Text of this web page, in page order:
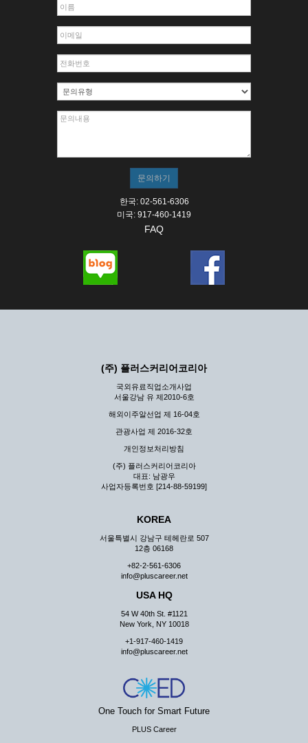
4. 타인의 서비스 이용을 방해하거나, 정보를 도용한 경우
6. 이용자가 영업활동 또는 부정한 용도로 본 서비스를 이용
7. 회사의 정보를 사전 승낙 없이 전재, 변조, 복사하여 이용
8. 기타 회사가 정한 제반 사항을 위반하며 신청하는 경우
제5조 (서비스의 이용 및 중지)
태, 정전, 서비스 설비의 장애, 서비스 이용의 폭주 등의 정
상적인 서비스가 불가능할 경우 회사는 사전 공지나 예고 없
이 서비스의 전부 또는 일부를 일시적 또는 영구적으로 중지
③ 기타 회사는 서비스를 제공할 수 없는 합당한 사유가 발
④ 회사는 제 2항 및 제 3항의 사유로 서비스의 제공이 일시
적으로 중지됨으로 인해 이용자 또는 제 3자가 입은 손해에
대하여 배상하지 않습니다.
제3장 권리 및 의무
① 회사는 특별한 사정이 없는 한 이용자가 신청한 후 즉시
서비스를 이용할 수 있도록 하고 계속적, 안정적으로 서비스
를 제공할 수 있도록 최선의 노력을 다하여야 합니다.
② 회사는 이용자의 개인 신상 정보를 본인의 승낙 없이 타
인에게 누설, 배포하여서는 안됩니다. 다만, 관계법령에 의
하여 국가기관 등의 합법적인 요구가 있는 경우에는 해당 되
③ 회사는 이용자로부터 제기되는 의견이나 불만이 정당하
다고 인정할 경우에는 즉시 처리하여야 하며, 즉시 처리가
곤란한 경우 그 처리를 위해 노력해야 합니다.
① 회원은 ID와 비밀 번호에 관한 모든 관리의 책임이 있으
며 자신의 ID가 부정하게 사용된 경우, 이용자는 반드시 회
사에 그 사실을 통보해야 합니다.
② 회원은 이용신청서의 기재내용 중 변경된 내용이 있는 경
우 서비스를 통하여 그 내용을 회사에 통지하여야 합니다.
③ 다른 회원의 ID와 비밀번호를 부당하게 사용하는 행위를
④ 회원은 회사의 서비스에서 타 사이트의 홍보행위를 하지
작권을 포함한 지적 재산권을 침해 할 수 있는 행동을 하지
영리 행위도 할 수 없습니다.
⑥ 회원은 관계법령, 약관의 규정, 이용안내 및 주의사항 등
회사가 통지하는 사항을 준수하여야 하며, 기타 회사의 업무
에 방해되는 행위를 하여서는 아니 됩니다.
한국: 02-561-6306
미국: 917-460-1419
FAQ
(주) 플러스커리어코리아
국외유료직업소개사업
서울강남 유 제2010-6호
해외이주알선업 제 16-04호
관광사업 제 2016-32호
개인정보처리방침
(주) 플러스커리어코리아
대표: 남광우
사업자등록번호 [214-88-59199]
KOREA
서울특별시 강남구 테헤란로 507
12층 06168
+82-2-561-6306
info@pluscareer.net
USA HQ
54 W 40th St. #1121
New York, NY 10018
+1-917-460-1419
info@pluscareer.net
One Touch for Smart Future
PLUS Career